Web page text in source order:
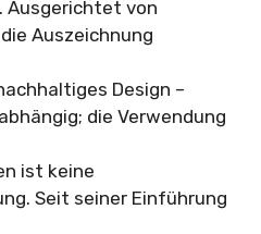
Ausgerichtet von
Auszeichnung
Design –
die Verwendung
ist keine
Seit seiner Einführung